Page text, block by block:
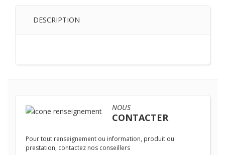
DESCRIPTION
NOUS
CONTACTER
Pour tout renseignement ou information, produit ou
prestation, contactez nos conseillers